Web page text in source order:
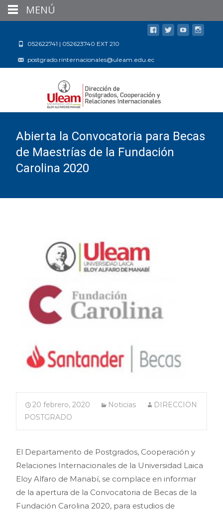
052622741 | 052623740 EXT 210
postgrado.rinternacionales@uleam.edu.ec
Abierta la Convocatoria para Becas
de Maestrías de la Fundación
Carolina 2020
20 febrero, 2020 Noticias
DIRECCION
POSTGRADO
El Departamento de Postgrados, Cooperación y
Relaciones Internacionales de la Universidad Laica
Eloy Alfaro de Manabí, se complace en informar
de la apertura de la Convocatoria de Becas de la
Fundación Carolina 2020, para estudios de
MENÚ